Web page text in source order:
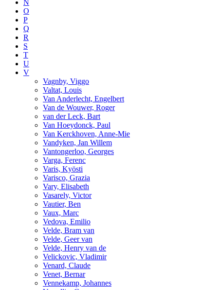
N
O
P
Q
R
S
T
U
V
Vagnby, Viggo
Valtat, Louis
Van Anderlecht, Engelbert
Van de Wouwer, Roger
van der Leck, Bart
Van Hoeydonck, Paul
Van Kerckhoven, Anne-Mie
Vandyken, Jan Willem
Vantongerloo, Georges
Varga, Ferenc
Varis, Kyösti
Varisco, Grazia
Vary, Elisabeth
Vasarely, Victor
Vautier, Ben
Vaux, Marc
Vedova, Emilio
Velde, Bram van
Velde, Geer van
Velde, Henry van de
Velickovic, Vladimir
Venard, Claude
Venet, Bernar
Vennekamp, Johannes